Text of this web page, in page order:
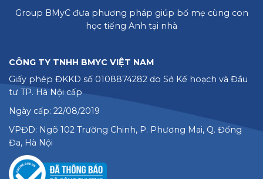
Group BMyC đưa phương pháp giúp bố mẹ cùng con
học tiếng Anh tại nhà
CÔNG TY TNHH BMYC VIỆT NAM
Giấy phép ĐKKD số 0108874282 do Sở Kế hoạch và Đầu
tư TP. Hà Nội cấp
Ngày cấp: 22/08/2019
VPĐD: Ngõ 102 Trường Chinh, P. Phương Mai, Q. Đống
Đa, Hà Nội